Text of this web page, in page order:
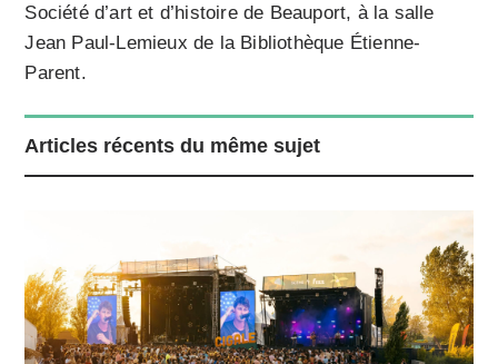
Société d’art et d’histoire de Beauport, à la salle
Jean Paul-Lemieux de la Bibliothèque Étienne-
Parent.
Articles récents du même sujet